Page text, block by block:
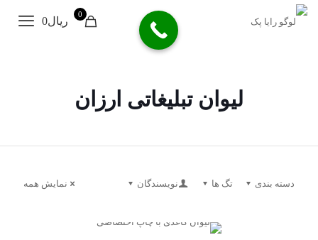
0
ریال0
لیوان تبلیغاتی ارزان
دسته بندی تگ ها نویسندگان نمایش همه